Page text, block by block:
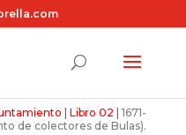
|Libro 02 |1671-
de colectores de Bulas).